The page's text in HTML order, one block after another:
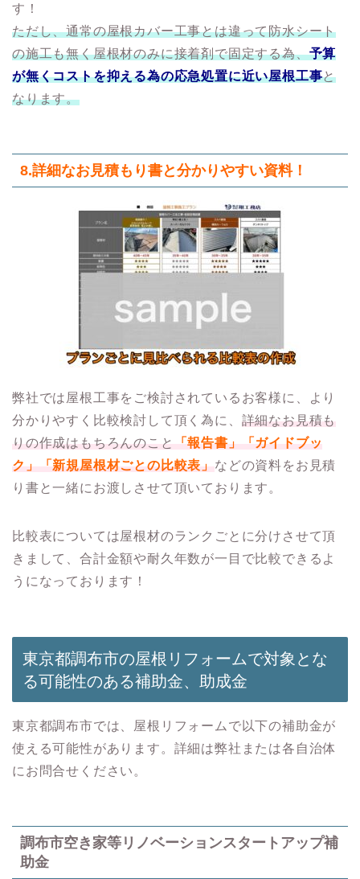
す！
ただし、通常の屋根カバー工事とは違って防水シート
の施工も無く屋根材のみに接着剤で固定する為、予算
が無くコストを抑える為の応急処置に近い屋根工事と
なります。
8.詳細なお見積もり書と分かりやすい資料！
弊社では屋根工事をご検討されているお客様に、より
分かりやすく比較検討して頂く為に、 詳細なお見積も
りの作成はもちろんのこと
「報告書」「ガイドブッ
ク」「新規屋根材ごとの比較表」 などの資料をお見積
り書と一緒にお渡しさせて頂いております。
比較表については屋根材のランクごとに分けさせて頂
きまして、合計金額や耐久年数が一目で比較できるよ
うになっております！
東京都調布市の屋根リフォームで対象とな
る可能性のある補助金、助成金
東京都調布市では、屋根リフォームで以下の補助金が
使える可能性があります。詳細は弊社または各自治体
にお問合せください。
調布市空き家等リノベーションスタートアップ補
助金